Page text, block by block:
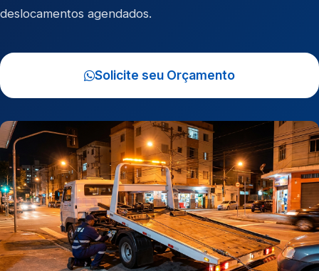
deslocamentos agendados.
Solicite seu Orçamento